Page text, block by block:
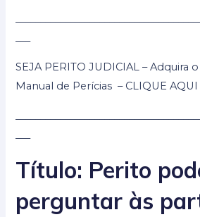
SEJA PERITO JUDICIAL – Adquira
Manual de Perícias – CLIQUE AQUI
Título: Perito
perguntar às